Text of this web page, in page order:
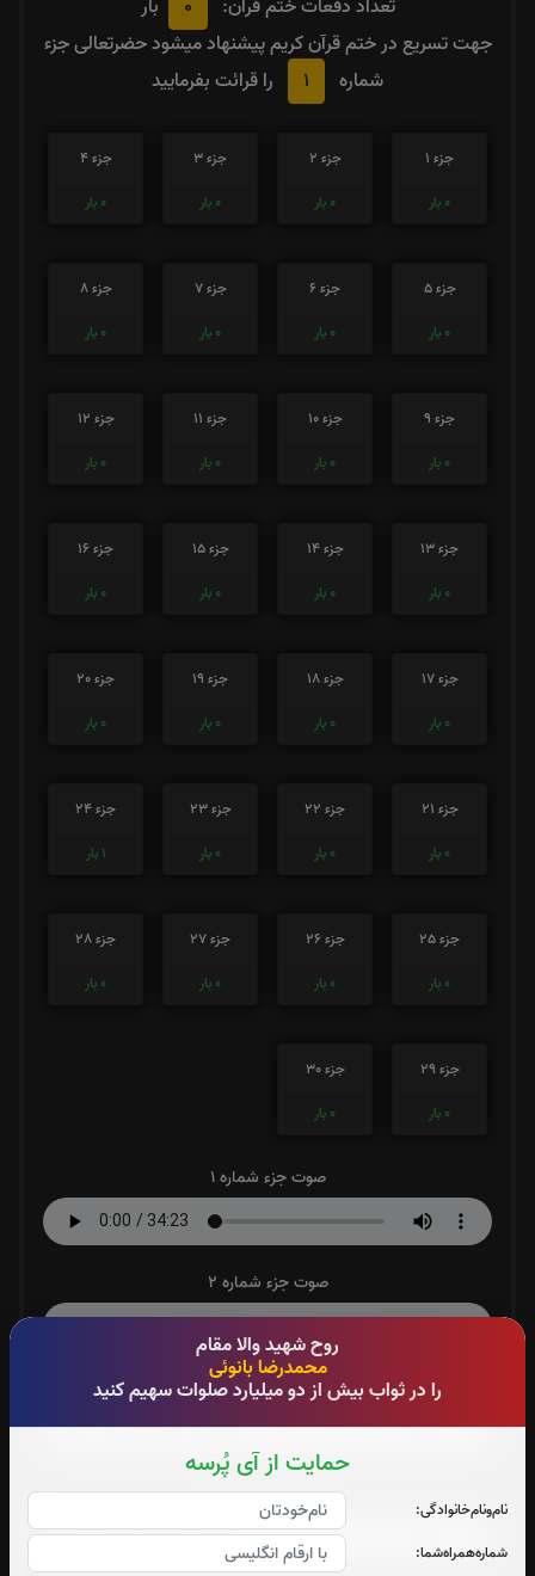
روح شهید والا مقام
محمدرضا بانوئی
را در ثواب بیش از دو میلیارد صلوات سهیم کنید
حمایت از آی پُرسه
نام‌و‌نام‌خانوادگی:
شماره‌همراه‌شما:
تعداد دفعات ختم قران: 0
بار
جهت تسریع در ختم قرآن کریم پیشنهاد میشود حضرتعالی جزء
شماره
1 را قرائت بفرمایید
جزء 1
0 بار
جزء 2
0 بار
جزء 3
0 بار
جزء 4
0 بار
جزء 5
0 بار
جزء 6
0 بار
جزء 7
0 بار
جزء 8
0 بار
جزء 9
0 بار
جزء 10
0 بار
جزء 11
0 بار
جزء 12
0 بار
جزء 13
0 بار
جزء 14
0 بار
جزء 15
0 بار
جزء 16
0 بار
جزء 17
0 بار
جزء 18
0 بار
جزء 19
0 بار
جزء 20
0 بار
جزء 21
0 بار
جزء 22
0 بار
جزء 23
0 بار
جزء 24
1 بار
جزء 25
0 بار
جزء 26
0 بار
جزء 27
0 بار
جزء 28
0 بار
جزء 29
0 بار
جزء 30
0 بار
صوت جزء شماره 1
صوت جزء شماره 2
صوت جزء شماره 3
صوت جزء شماره 4